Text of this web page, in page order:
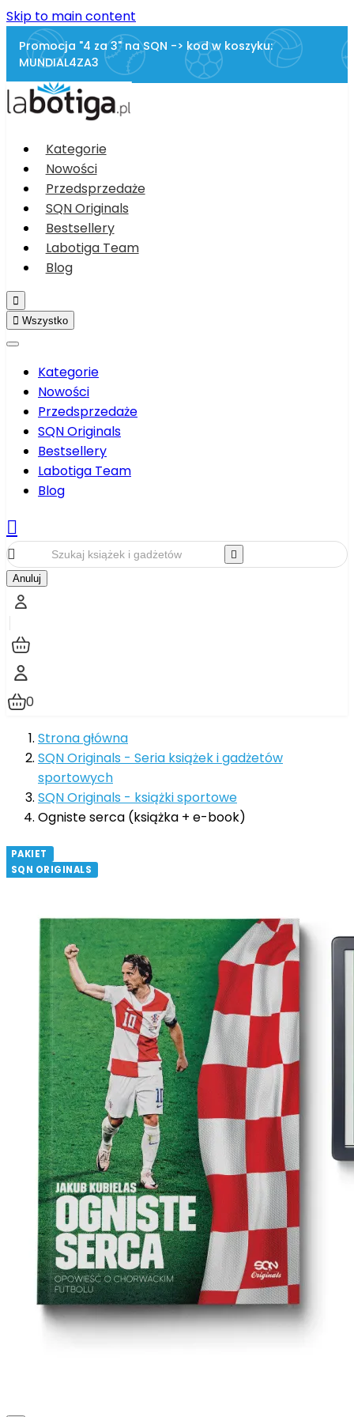
Skip to main content
Promocja "4 za 3" na SQN -> kod w koszyku:
MUNDIAL4ZA3
Kategorie
Nowości
Przedsprzedaże
SQN Originals
Bestsellery
Labotiga Team
Blog

 Wszystko
Kategorie
Nowości
Przedsprzedaże
SQN Originals
Bestsellery
Labotiga Team
Blog



Anuluj
0
Strona główna
SQN Originals - Seria książek i gadżetów
sportowych
SQN Originals - książki sportowe
Ogniste serca (książka + e-book)
PAKIET
SQN ORIGINALS